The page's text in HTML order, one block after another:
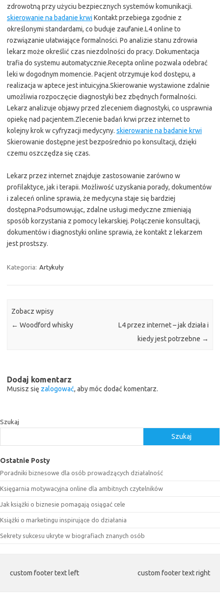
zdrowotną przy użyciu bezpiecznych systemów komunikacji.
skierowanie na badanie krwi Kontakt przebiega zgodnie z
określonymi standardami, co buduje zaufanie.L4 online to
rozwiązanie ułatwiające formalności. Po analizie stanu zdrowia
lekarz może określić czas niezdolności do pracy. Dokumentacja
trafia do systemu automatycznie.Recepta online pozwala odebrać
leki w dogodnym momencie. Pacjent otrzymuje kod dostępu, a
realizacja w aptece jest intuicyjna.Skierowanie wystawione zdalnie
umożliwia rozpoczęcie diagnostyki bez zbędnych formalności.
Lekarz analizuje objawy przed zleceniem diagnostyki, co usprawnia
opiekę nad pacjentem.Zlecenie badań krwi przez internet to
kolejny krok w cyfryzacji medycyny. skierowanie na badanie krwi
Skierowanie dostępne jest bezpośrednio po konsultacji, dzięki
czemu oszczędza się czas.
Lekarz przez internet znajduje zastosowanie zarówno w
profilaktyce, jak i terapii. Możliwość uzyskania porady, dokumentów
i zaleceń online sprawia, że medycyna staje się bardziej
dostępna.Podsumowując, zdalne usługi medyczne zmieniają
sposób korzystania z pomocy lekarskiej. Połączenie konsultacji,
dokumentów i diagnostyki online sprawia, że kontakt z lekarzem
jest prostszy.
Kategoria: Artykuły
Zobacz wpisy
← Woodford whisky
L4 przez internet – jak działa i
kiedy jest potrzebne →
Dodaj komentarz
Musisz się zalogować, aby móc dodać komentarz.
Szukaj
Szukaj
Ostatnie Posty
Poradniki biznesowe dla osób prowadzących działalność
Księgarnia motywacyjna online dla ambitnych czytelników
Jak książki o biznesie pomagają osiągać cele
Książki o marketingu inspirujące do działania
Sekrety sukcesu ukryte w biografiach znanych osób
custom footer text left custom footer text right